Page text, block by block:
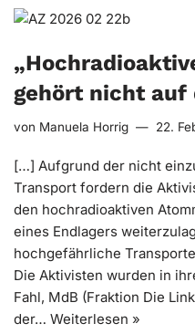
gehört nicht auf
von Manuela Horrig 22.
[…] Aufgrund der nicht
Transport fordern die
den hochradioaktiven
eines Endlagers
hochgefährliche
Die Aktivisten wurden in
Fahl, MdB (Fraktion Die
der… Weiterlesen »